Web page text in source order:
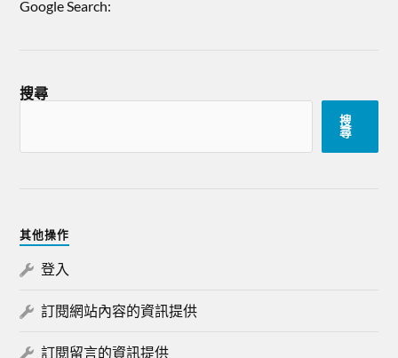
Google Search:
搜尋
搜
尋
其他操作
登入
訂閱網站內容的資訊提供
訂閱留言的資訊提供